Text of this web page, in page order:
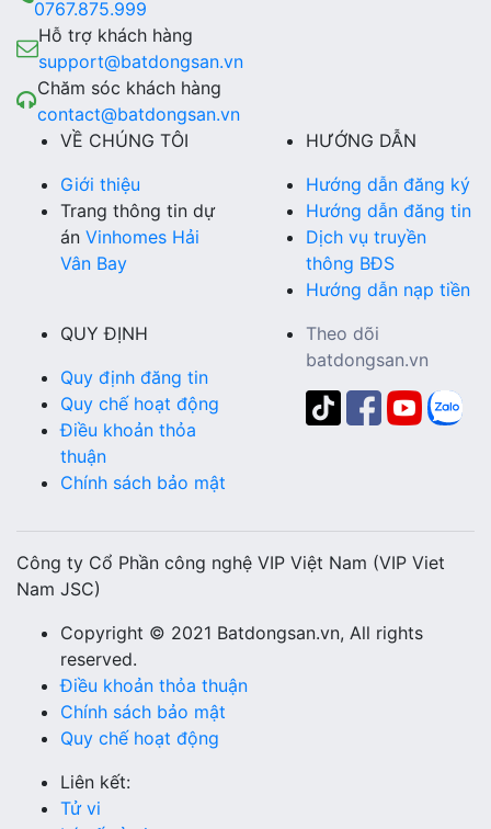
0767.875.999
Hỗ trợ khách hàng
support@batdongsan.vn
Chăm sóc khách hàng
contact@batdongsan.vn
VỀ CHÚNG TÔI
Giới thiệu
Trang thông tin dự
án Vinhomes Hải
Vân Bay
HƯỚNG DẪN
Hướng dẫn đăng ký
Hướng dẫn đăng tin
Dịch vụ truyền
thông BĐS
Hướng dẫn nạp tiền
QUY ĐỊNH
Quy định đăng tin
Quy chế hoạt động
Điều khoản thỏa
thuận
Chính sách bảo mật
Theo dõi
batdongsan.vn
Công ty Cổ Phần công nghệ VIP Việt Nam (VIP Viet
Nam JSC)
Copyright © 2021 Batdongsan.vn, All rights
reserved.
Điều khoản thỏa thuận
Chính sách bảo mật
Quy chế hoạt động
Liên kết:
Tử vi